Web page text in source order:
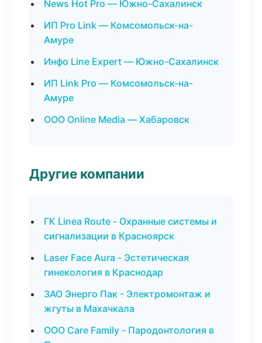
News Hot Pro — Южно-Сахалинск
ИП Pro Link — Комсомольск-на-
Амуре
Инфо Line Expert — Южно-Сахалинск
ИП Link Pro — Комсомольск-на-
Амуре
ООО Online Media — Хабаровск
Другие компании
ГК Linea Route - Охранные системы и
сигнализации в Красноярск
Laser Face Aura - Эстетическая
гинекология в Краснодар
ЗАО Энерго Пак - Электромонтаж и
жгуты в Махачкала
ООО Care Family - Пародонтология в